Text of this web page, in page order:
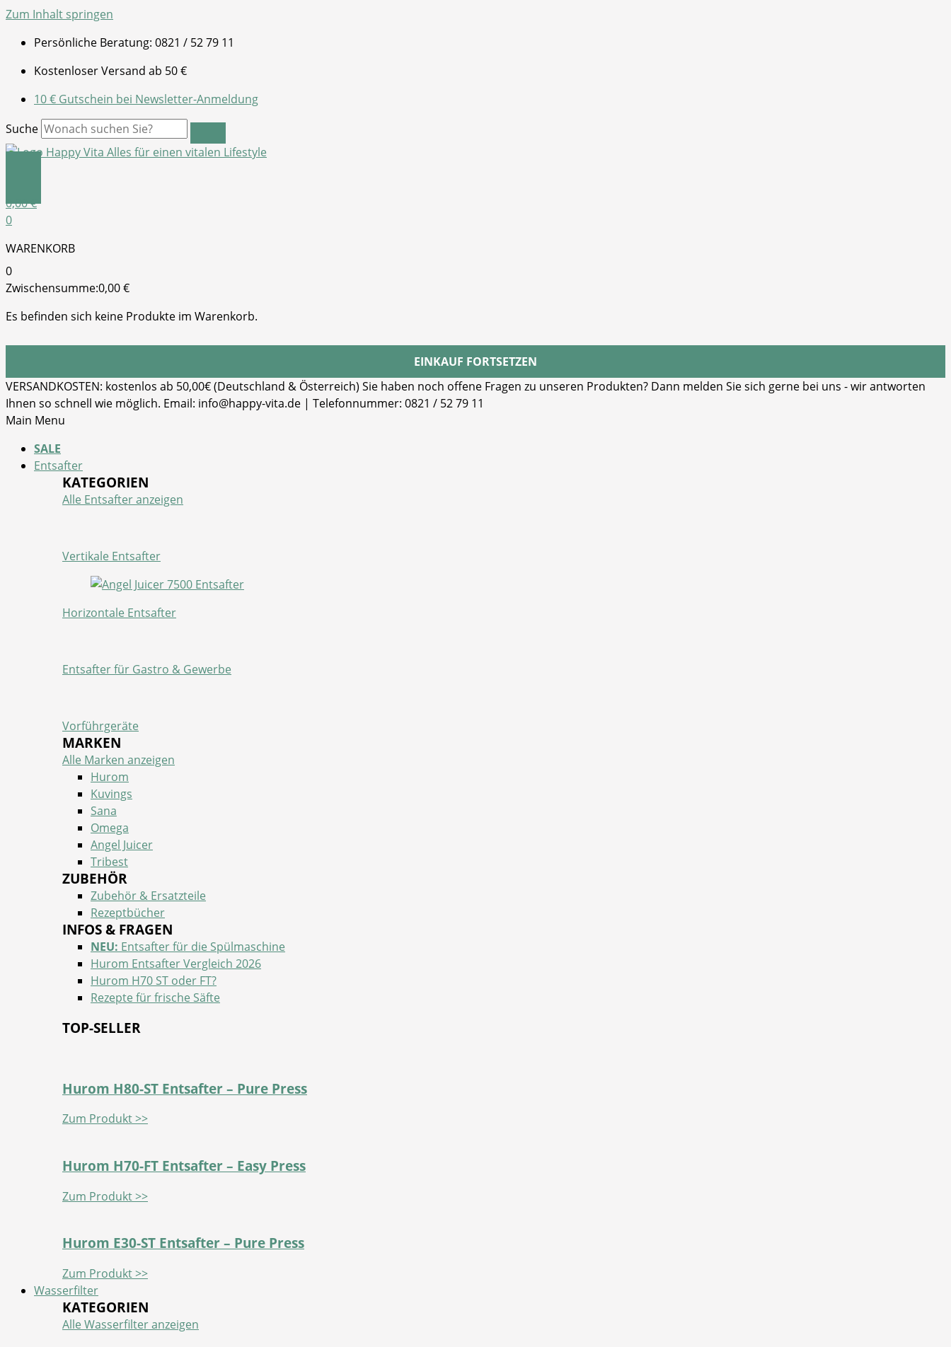
Zum Inhalt springen
Persönliche Beratung: 0821 / 52 79 11
Kostenloser Versand ab 50 €
10 € Gutschein bei Newsletter-Anmeldung
Suche
0,00€
0
WARENKORB
0
Zwischensumme:0,00€
Es befinden sich keine Produkte im Warenkorb.
EINKAUF FORTSETZEN
VERSANDKOSTEN: kostenlos ab 50,00€ (Deutschland & Österreich) Sie haben noch offene Fragen zu unseren Produkten? Dann melden Sie sich gerne bei uns - wir antworten
Ihnen so schnell wie möglich. Email: info@happy-vita.de | Telefonnummer: 0821 / 52 79 11
Main Menu
SALE
Entsafter
KATEGORIEN
Alle Entsafter anzeigen
Vertikale Entsafter
Horizontale Entsafter
Entsafter für Gastro & Gewerbe
Vorführgeräte
MARKEN
Alle Marken anzeigen
Hurom
Kuvings
Sana
Omega
Angel Juicer
Tribest
ZUBEHÖR
Zubehör & Ersatzteile
Rezeptbücher
INFOS & FRAGEN
NEU: Entsafter für die Spülmaschine
Hurom Entsafter Vergleich 2026
Hurom H70 ST oder FT?
Rezepte für frische Säfte
TOP-SELLER
Hurom H80-ST Entsafter – Pure Press
Zum Produkt >>
Hurom H70-FT Entsafter – Easy Press
Zum Produkt >>
Hurom E30-ST Entsafter – Pure Press
Zum Produkt >>
Wasserfilter
KATEGORIEN
Alle Wasserfilter anzeigen